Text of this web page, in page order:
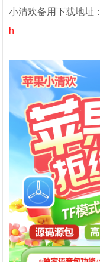
小清欢备用下载地址：
h